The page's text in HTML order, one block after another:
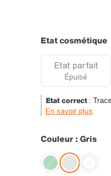
Etat cosmétique
Etat parfait
Épuisé
Etat correct:
En savoir plus
Couleur : Gris